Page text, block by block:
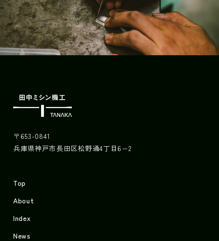
〒653-0841
兵庫県神戸市長田区松野通4丁目6−2
Top
About
Index
News